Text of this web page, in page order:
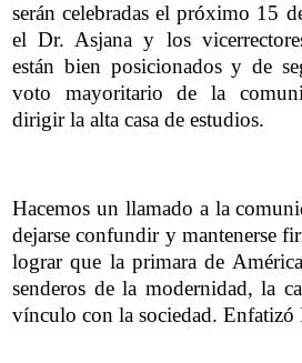
serán celebradas el próximo 15
el Dr. Asjana y los
están bien posicionados y de
voto mayoritario de la
dirigir la alta casa de estudios.
Hacemos un llamado a la
dejarse confundir y mantenerse
lograr que la primara de
senderos de la modernidad, la
vínculo con la sociedad. Enfatizó